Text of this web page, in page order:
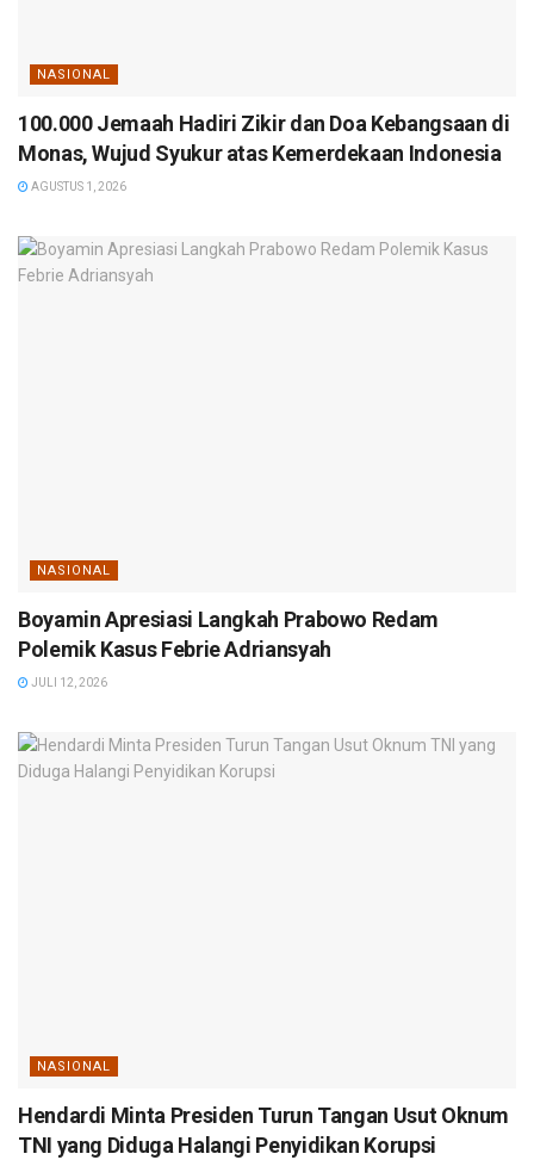
NASIONAL
100.000 Jemaah Hadiri Zikir dan Doa Kebangsaan di
Monas, Wujud Syukur atas Kemerdekaan Indonesia
AGUSTUS 1, 2026
NASIONAL
Boyamin Apresiasi Langkah Prabowo Redam
Polemik Kasus Febrie Adriansyah
JULI 12, 2026
NASIONAL
Hendardi Minta Presiden Turun Tangan Usut Oknum
TNI yang Diduga Halangi Penyidikan Korupsi